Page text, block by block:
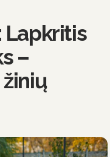
Lapkritis
–